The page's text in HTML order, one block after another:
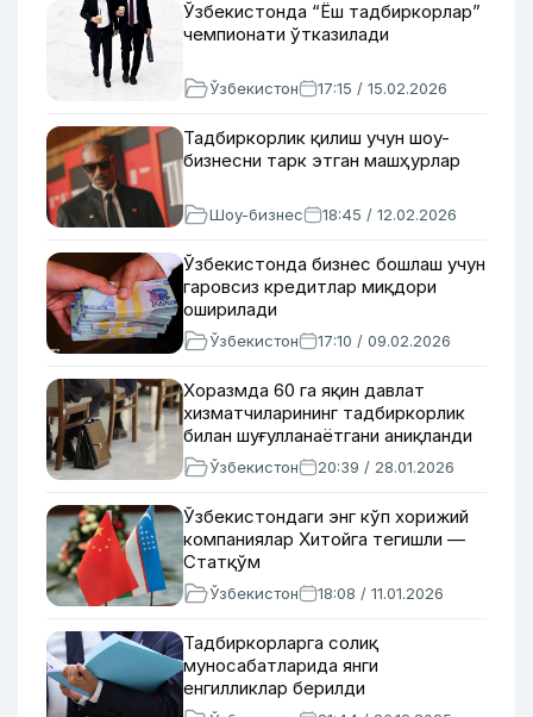
Ўзбекистонда “Ёш тадбиркорлар”
чемпионати ўтказилади
Ўзбекистон 17:15 / 15.02.2026
Тадбиркорлик қилиш учун шоу-
бизнесни тарк этган машҳурлар
Шоу-бизнес 18:45 / 12.02.2026
Ўзбекистонда бизнес бошлаш учун
гаровсиз кредитлар миқдори
оширилади
Ўзбекистон 17:10 / 09.02.2026
Хоразмда 60 га яқин давлат
хизматчиларининг тадбиркорлик
билан шуғулланаётгани аниқланди
Ўзбекистон 20:39 / 28.01.2026
Ўзбекистондаги энг кўп хорижий
компаниялар Хитойга тегишли —
Статқўм
Ўзбекистон 18:08 / 11.01.2026
Тадбиркорларга солиқ
муносабатларида янги
енгилликлар берилди